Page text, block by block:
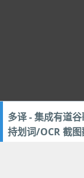
多译 - 集成有道
持划词/OCR 截图